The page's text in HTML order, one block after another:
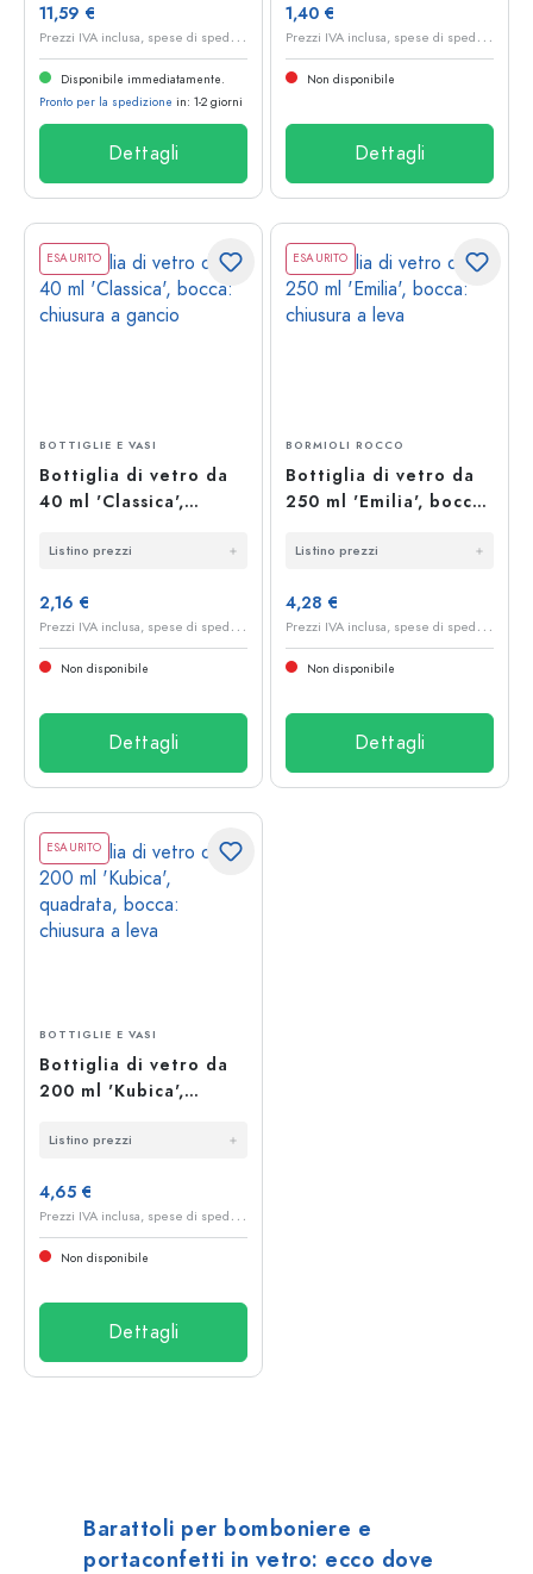
11,59 €
P
rezzi IVA inclusa, spese di spedizione escluse
Disponibile immediatamente.
Pronto per la spedizione in: 1-2 giorni
Dettagli
1,40 €
P
rezzi IVA inclusa, spese di spedizione escluse
Non disponibile
Dettagli
ESAURITO
BOTTIGLIE E VASI
Bottiglia di vetro da
40 ml 'Classica',
gancio
Listino prezzi
2,16 €
P
rezzi IVA inclusa, spese di spedizione escluse
Non disponibile
Dettagli
ESAURITO
BORMIOLI ROCCO
Bottiglia di vetro da
250 ml 'Emilia', bocca:
Listino prezzi
4,28 €
P
rezzi IVA inclusa, spese di spedizione escluse
Non disponibile
Dettagli
ESAURITO
BOTTIGLIE E VASI
Bottiglia di vetro da
200 ml 'Kubica',
chiusura a leva
Listino prezzi
4,65 €
P
rezzi IVA inclusa, spese di spedizione escluse
Non disponibile
Dettagli
Barattoli per bomboniere e
portaconfetti in vetro: ecco dove